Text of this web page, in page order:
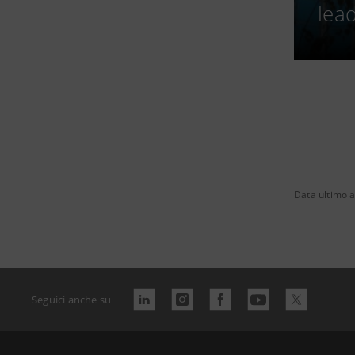
Data ultimo
Seguici anche su